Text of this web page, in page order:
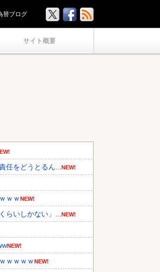
サイト概要
替ブログ
任をどうとるん... NEW!
ｗｗNEW!
らいしかない」... NEW!
NEW!
ｗｗｗｗNEW!